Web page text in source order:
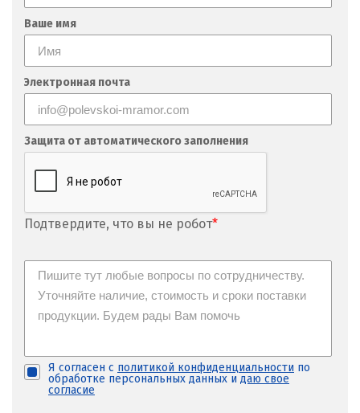
Ваше имя
Электронная почта
Защита от автоматического заполнения
Подтвердите, что вы не робот*
Я согласен с политикой конфиденциальности по
обработке персональных данных и даю свое
согласие